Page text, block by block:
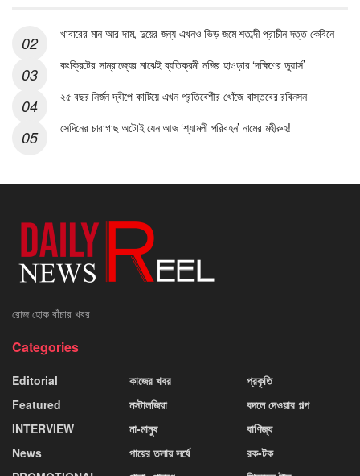
খাবারের মান আর দাম, দুয়ের জন্য এখনও ভিড় জমে শতাব্দী প্রাচীন দত্ত কেবিনে
কংক্রিটের সাম্রাজ্যের মাঝেই ব্যতিক্রমী নজির হাওড়ার ‘দক্ষিণের ডুয়ার্স’
২৫ বছর নির্জন দ্বীপে কাটিয়ে এখন প্রতিবেশীর খোঁজে বাস্তবের রবিনসন
সেদিনের চারাগাছ অটোই যেন আজ ‘শ্যামলী পরিবহন’ নামের মহীরুহ!
রোজ হোক বাঁচার খবর
Categories
Editorial
Featured
INTERVIEW
News
কাজের খবর
নস্টালজিয়া
না-মানুষ
পায়ের তলায় সর্ষে
প্রকৃতি
বদলে দেওয়ার গল্প
বাণিজ্য
রক-টক